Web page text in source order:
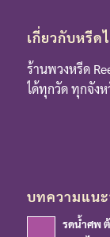
เกี่ยวกับหรีด
ร้านพวงหรีด
ได้ทุกวัด ทุกจังห
บทความแนะ
รดน้ำศพ